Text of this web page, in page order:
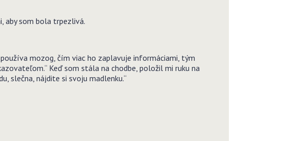
aby som bola trpezlivá.
mozog, čím viac ho zaplavuje informáciami, tým
Keď som stála na chodbe, položil mi ruku na
slečna, nájdite si svoju madlenku.“